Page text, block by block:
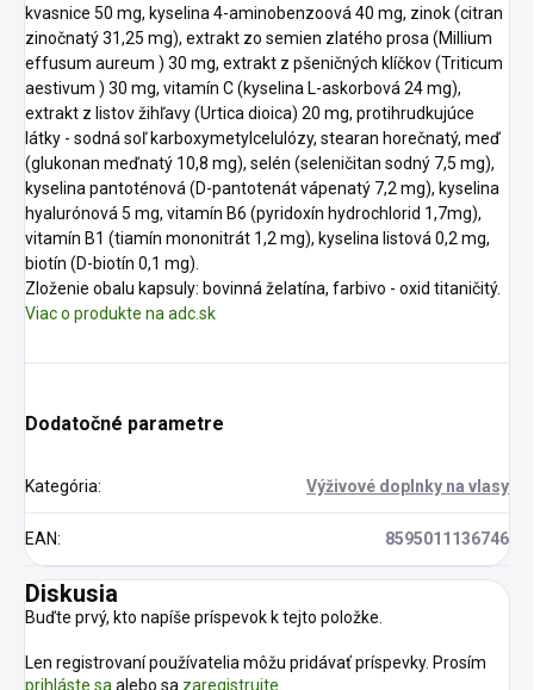
kvasnice 50 mg, kyselina 4-aminobenzoová 40 mg, zinok (citran
zinočnatý 31,25 mg), extrakt zo semien zlatého prosa (Millium
effusum aureum ) 30 mg, extrakt z pšeničných klíčkov (Triticum
aestivum ) 30 mg, vitamín C (kyselina L-askorbová 24 mg),
extrakt z listov žihľavy (Urtica dioica) 20 mg, protihrudkujúce
látky - sodná soľ karboxymetylcelulózy, stearan horečnatý, meď
(glukonan meďnatý 10,8 mg), selén (seleničitan sodný 7,5 mg),
kyselina pantoténová (D-pantotenát vápenatý 7,2 mg), kyselina
hyalurónová 5 mg, vitamín B6 (pyridoxín hydrochlorid 1,7mg),
vitamín B1 (tiamín mononitrát 1,2 mg), kyselina listová 0,2 mg,
biotín (D-biotín 0,1 mg).
Zloženie obalu kapsuly: bovinná želatína, farbivo - oxid titaničitý.
Viac o produkte na adc.sk
Dodatočné parametre
Kategória: Výživové doplnky na vlasy
EAN: 8595011136746
Diskusia
Buďte prvý, kto napíše príspevok k tejto položke.
Len registrovaní používatelia môžu pridávať príspevky. Prosím
prihláste saalebo sa zaregistrujte.